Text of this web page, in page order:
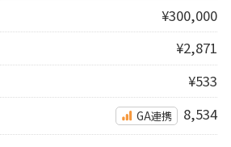
¥300,000
¥2,871
¥533
GA連携 8,534